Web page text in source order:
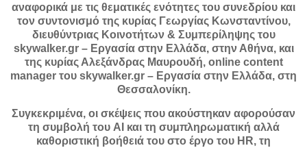
αναφορικά με τις θεματικές ενότητες του συνεδρίου και
τον συντονισμό της κυρίας Γεωργίας Κωνσταντίνου,
διευθύντριας Κοινοτήτων & Συμπερίληψης του
skywalker.gr – Εργασία στην Ελλάδα, στην Αθήνα, και
της κυρίας Αλεξάνδρας Μαυρουδή, online content
manager του skywalker.gr – Εργασία στην Ελλάδα, στη
Θεσσαλονίκη.
Συγκεκριμένα, οι σκέψεις που ακούστηκαν αφορούσαν
τη συμβολή του AI και τη συμπληρωματική αλλά
καθοριστική βοήθειά του στο έργο του HR, τη